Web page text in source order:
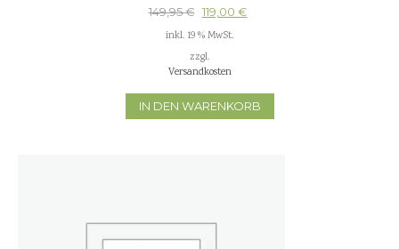
149,95€ 119,00 €
inkl. 19 % MwSt.
zzgl.
Versandkosten
IN DEN WARENKORB